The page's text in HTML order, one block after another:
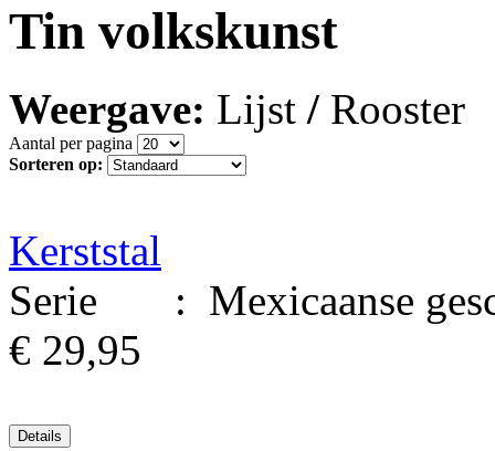
Tin volkskunst
Weergave: Lijst / Rooster
Aantal per pagina
Sorteren op:
Kerststal
Serie : Mexicaanse
€ 29,95